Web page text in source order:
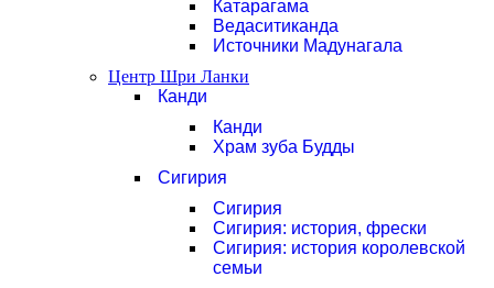
Катарагама
Ведаситиканда
Источники Мадунагала
Центр Шри Ланки
Канди
Канди
Храм зуба Будды
Сигирия
Сигирия
Сигирия: история, фрески
Сигирия: история королевской
семьи